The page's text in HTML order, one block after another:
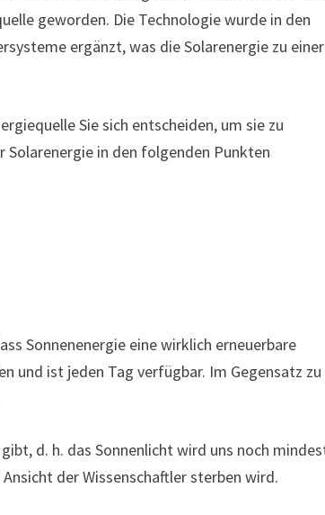
geworden. Die Technologie wurde in den
ergänzt, was die Solarenergie zu einer
Sie sich entscheiden, um sie zu
in den folgenden Punkten
Sonnenenergie eine wirklich erneuerbare
und ist jeden Tag verfügbar. Im Gegensatz zu
d. h. das Sonnenlicht wird uns noch
der Wissenschaftler sterben wird.